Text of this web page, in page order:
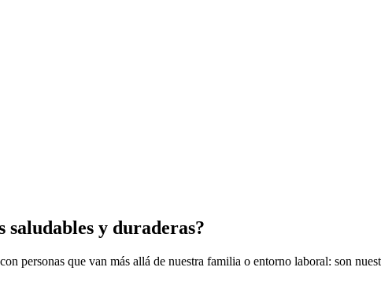
saludables y duraderas?
personas que van más allá de nuestra familia o entorno laboral: son